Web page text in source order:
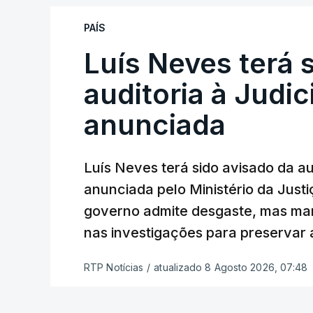
“Com esta acção de Seguro, sendo
pelas autoridades competentes”,
“Isto é de uma enorme
estrangeiros que cumpriram
residir legalmente em Portugal”,
chamada, ou por outras palavras,
redes de tráfico de seres humanos
Termina enfatizando que, como no
PAÍS
Luís Neves terá
auditoria à
anunciada
Luís Neves terá sido avisado da
anunciada pelo Ministério da
governo admite desgaste, mas
nas investigações para preservar
RTP Notícias / atualizado 8 Agosto 2026, 07:48